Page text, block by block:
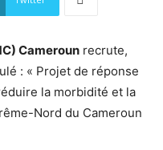
Cameroun recrute,
: « Projet de réponse
la morbidité et la
Nord du Cameroun